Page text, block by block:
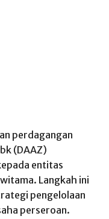
perdagangan
(DAAZ)
entitas
Langkah ini
pengelolaan
perseroan.